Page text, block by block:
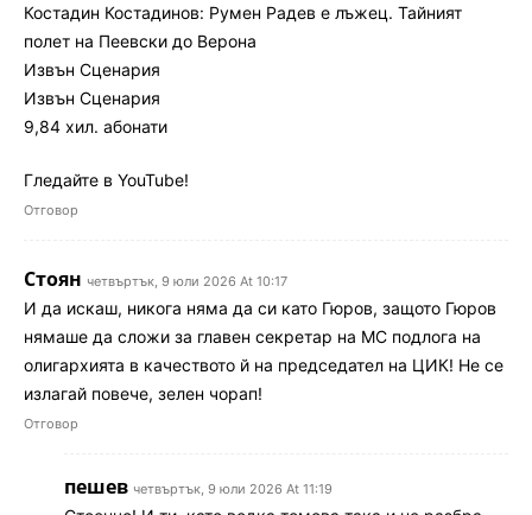
Костадин Костадинов: Румен Радев е лъжец. Тайният
полет на Пеевски до Верона
Извън Сценария
Извън Сценария
9,84 хил. абонати
Гледайте в YouTube!
Отговор
Стоян четвъртък, 9 юли 2026 At 10:17
И да искаш, никога няма да си като Гюров, защото Гюров
нямаше да сложи за главен секретар на МС подлога на
олигархията в качеството й на председател на ЦИК! Не се
излагай повече, зелен чорап!
Отговор
пешев четвъртък, 9 юли 2026 At 11:19